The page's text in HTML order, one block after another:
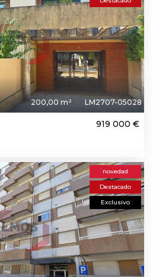
200,00 m² LM2707-05028
919 000 €
novedad
Destacado
Exclusivo